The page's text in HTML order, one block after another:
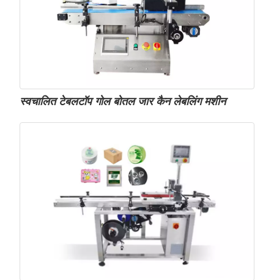
स्वचालित टेबलटॉप गोल बोतल जार कैन लेबलिंग मशीन